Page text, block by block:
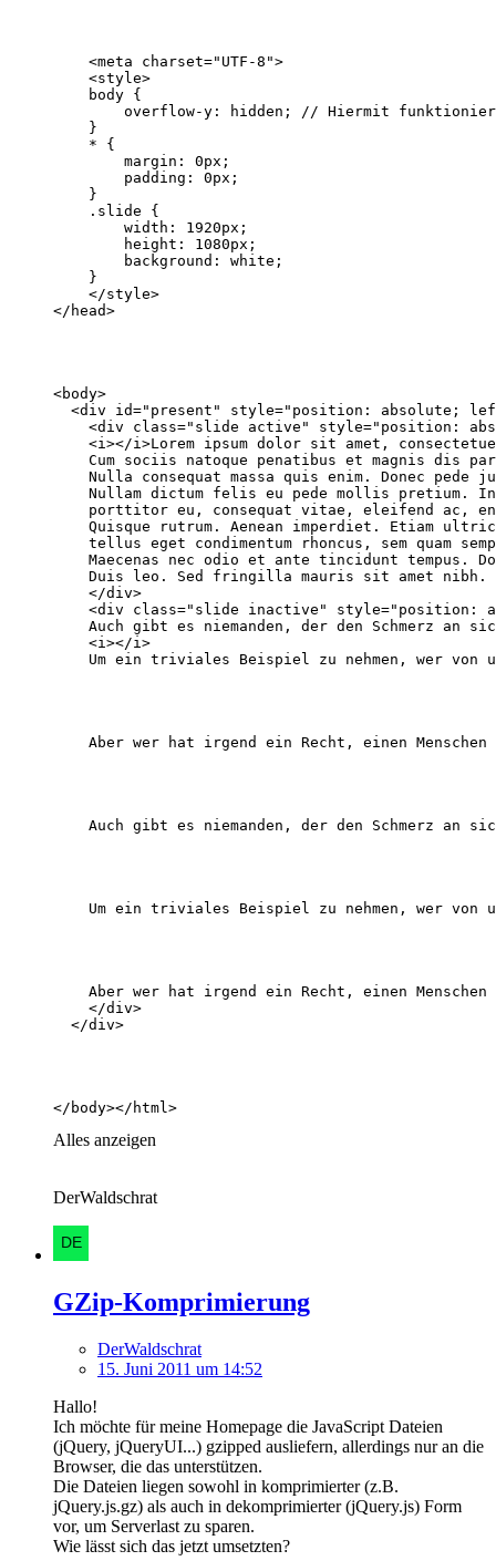
</body></html>
Alles anzeigen
DerWaldschrat
GZip-Komprimierung
DerWaldschrat
15. Juni 2011 um 14:52
Hallo!
Ich möchte für meine Homepage die JavaScript Dateien
(jQuery, jQueryUI...) gzipped ausliefern, allerdings nur an die
Browser, die das unterstützen.
Die Dateien liegen sowohl in komprimierter (z.B.
jQuery.js.gz) als auch in dekomprimierter (jQuery.js) Form
vor, um Serverlast zu sparen.
Wie lässt sich das jetzt umsetzten?